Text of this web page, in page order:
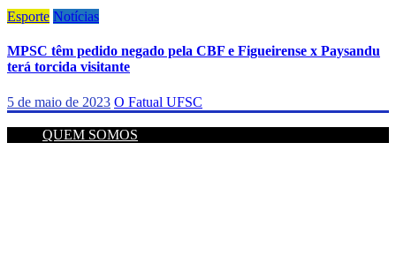
Esporte Notícias
MPSC têm pedido negado pela CBF e Figueirense x Paysandu
terá torcida visitante
5 de maio de 2023 O Fatual UFSC
QUEM SOMOS